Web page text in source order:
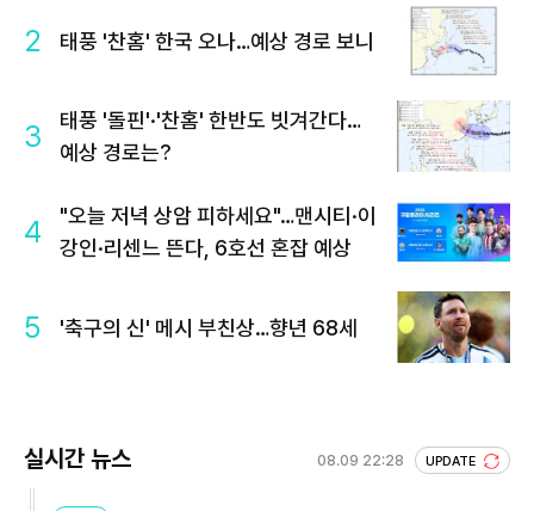
2 태풍 '찬홈' 한국 오나…예상 경로 보니
3
태풍 '돌핀'·'찬홈' 한반도 빗겨간다…
예상 경로는?
4
"오늘 저녁 상암 피하세요"…맨시티·이
강인·리센느 뜬다, 6호선 혼잡 예상
5 '축구의 신' 메시 부친상…향년 68세
실시간 뉴스 08.09 22:28 UPDATE